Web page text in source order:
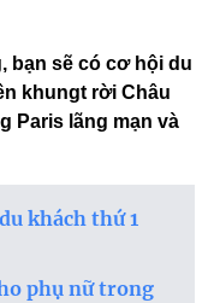
bạn sẽ có cơ hội du
khungt rời Châu
Paris lãng mạn và
khách thứ 1
phụ nữ trong